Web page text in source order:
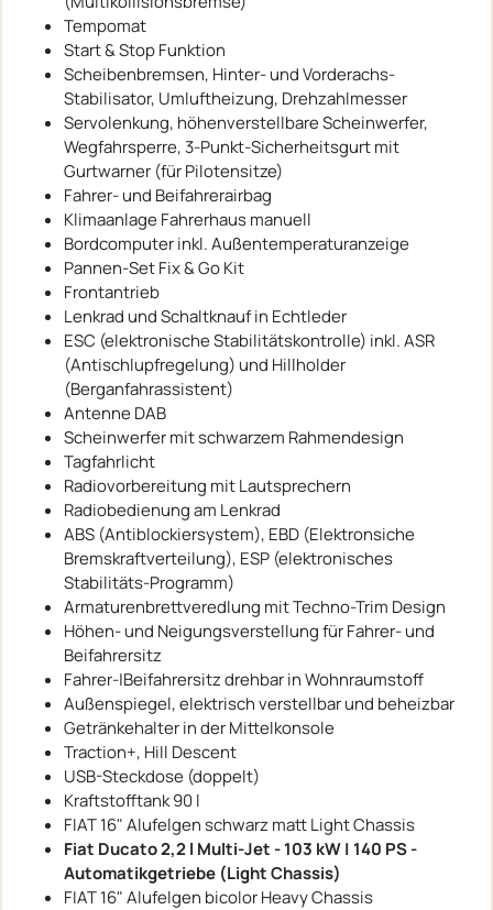
Tempomat
Start & Stop Funktion
Scheibenbremsen, Hinter- und Vorderachs-
Stabilisator, Umluftheizung, Drehzahlmesser
Servolenkung, höhenverstellbare Scheinwerfer,
Wegfahrsperre, 3-Punkt-Sicherheitsgurt mit
Gurtwarner (für Pilotensitze)
Fahrer- und Beifahrerairbag
Klimaanlage Fahrerhaus manuell
Bordcomputer inkl. Außentemperaturanzeige
Pannen-Set Fix & Go Kit
Frontantrieb
Lenkrad und Schaltknauf in Echtleder
ESC (elektronische Stabilitätskontrolle) inkl. ASR
(Antischlupfregelung) und Hillholder
(Berganfahrassistent)
Antenne DAB
Scheinwerfer mit schwarzem Rahmendesign
Tagfahrlicht
Radiovorbereitung mit Lautsprechern
Radiobedienung am Lenkrad
ABS (Antiblockiersystem), EBD (Elektronsiche
Bremskraftverteilung), ESP (elektronisches
Stabilitäts-Programm)
Armaturenbrettveredlung mit Techno-Trim Design
Höhen- und Neigungsverstellung für Fahrer- und
Beifahrersitz
Fahrer-|Beifahrersitz drehbar in Wohnraumstoff
Außenspiegel, elektrisch verstellbar und beheizbar
Getränkehalter in der Mittelkonsole
Traction+, Hill Descent
USB-Steckdose (doppelt)
Kraftstofftank 90 l
FIAT 16" Alufelgen schwarz matt Light Chassis
Fiat Ducato 2,2 l Multi-Jet - 103 kW | 140 PS -
Automatikgetriebe (Light Chassis)
FIAT 16" Alufelgen bicolor Heavy Chassis